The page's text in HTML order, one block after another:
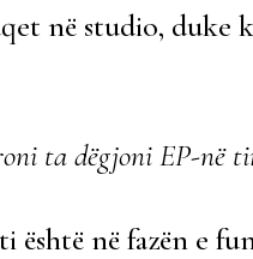
në studio, duke
ta dëgjoni EP-në
është në fazën e